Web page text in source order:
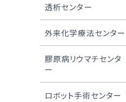
内視鏡センター長の
ご紹介
閉塞性動脈硬化症
ASOの治療例
頸動脈センターにつ
いて
頸動脈ステント留置
術
難易度の高いCAS・
頸動脈ステント留置
透析センター
透析センターについ
て
外来化学療法センター
外来化学療法センタ
化学療法レジメン一
膠原病リウマチセンタ
ー
膠原病リウマチセン
ロボット手術センター